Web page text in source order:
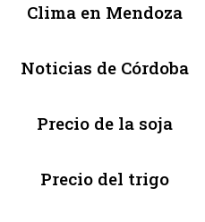
Clima en Mendoza
Noticias de Córdoba
Precio de la soja
Precio del trigo